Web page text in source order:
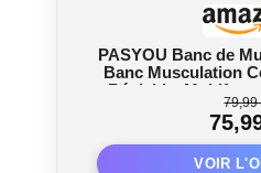
PASYOU Banc de
Banc Musculation
Réglable,
Abdominaux
Corps Fitness，
79,99